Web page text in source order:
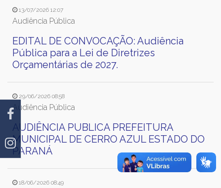
13/07/2026 12:07
Audiência Pública
EDITAL DE CONVOCAÇÃO: Audiência
Pública para a Lei de Diretrizes
Orçamentárias de 2027.
29/06/2026 08:58
Audiência Pública
AUDIÊNCIA PUBLICA PREFEITURA
MUNICIPAL DE CERRO AZUL ESTADO DO
PARANÁ
18/06/2026 08:49